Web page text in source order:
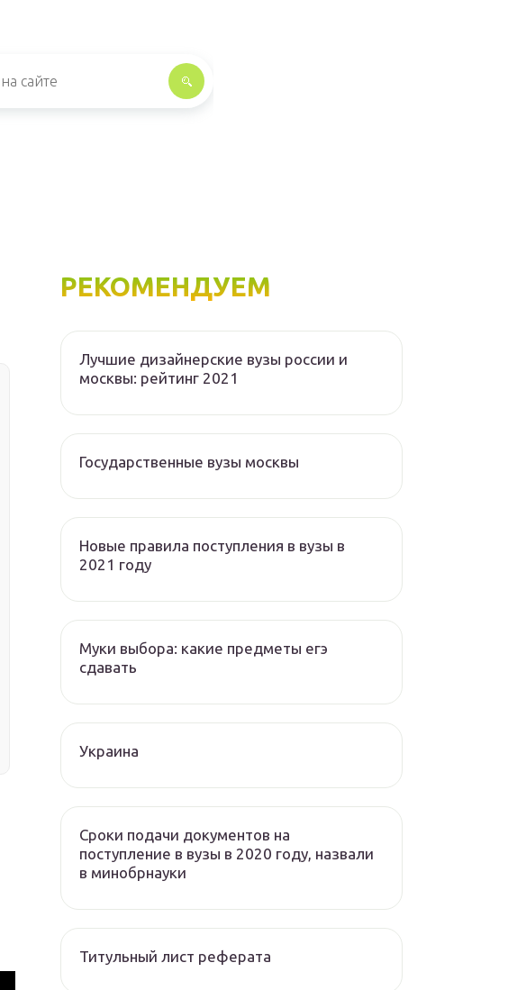
РЕКОМЕНДУЕМ
Лучшие дизайнерские вузы россии и
москвы: рейтинг 2021
Государственные вузы москвы
Новые правила поступления в вузы в
2021 году
Муки выбора: какие предметы егэ
сдавать
Украина
Сроки подачи документов на
поступление в вузы в 2020 году, назвали
в минобрнауки
Титульный лист реферата